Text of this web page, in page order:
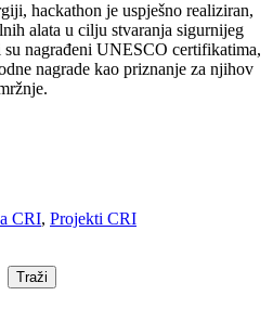
hackathon je uspješno realiziran,
alata u cilju stvaranja sigurnijeg
nagrađeni UNESCO certifikatima,
nagrade kao priznanje za njihov
CRI, Projekti CRI
Traži